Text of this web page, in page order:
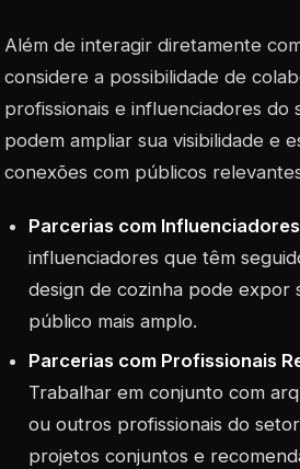
Além de interagir diretamente
considere a possibilidade de
profissionais e influenciadores do
podem ampliar sua visibilidade e
conexões com públicos
Parcerias com Influenciadores
influenciadores que têm
design de cozinha pode expor
público mais amplo.
Parcerias com Profissionais
Trabalhar em conjunto com
ou outros profissionais do
projetos conjuntos e